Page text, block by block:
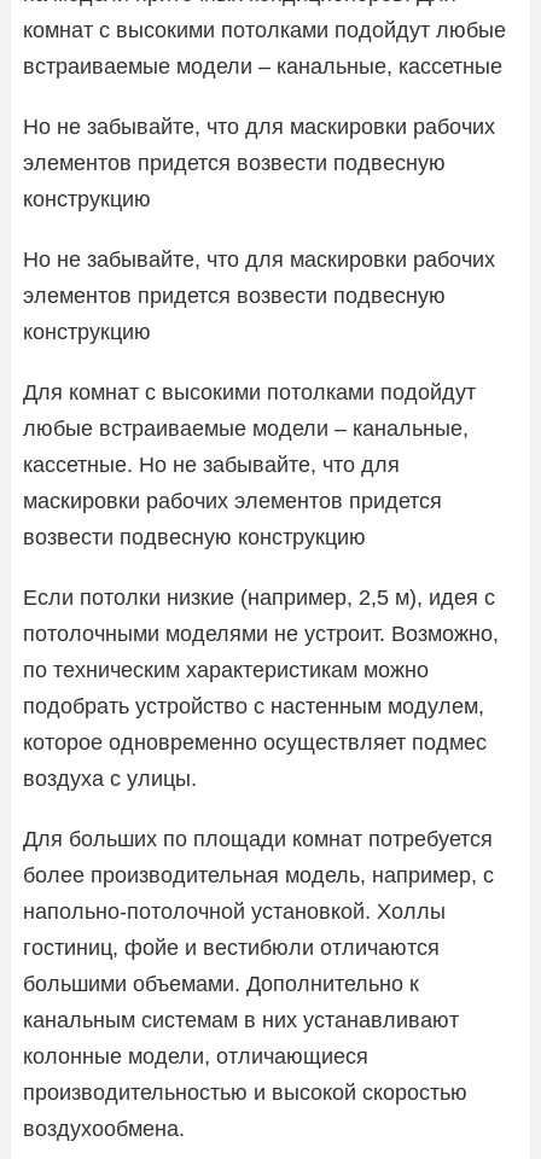
комнат с высокими потолками подойдут любые
встраиваемые модели – канальные, кассетные
Но не забывайте, что для маскировки рабочих
элементов придется возвести подвесную
конструкцию
Но не забывайте, что для маскировки рабочих
элементов придется возвести подвесную
конструкцию
Для комнат с высокими потолками подойдут
любые встраиваемые модели – канальные,
кассетные. Но не забывайте, что для
маскировки рабочих элементов придется
возвести подвесную конструкцию
Если потолки низкие (например, 2,5 м), идея с
потолочными моделями не устроит. Возможно,
по техническим характеристикам можно
подобрать устройство с настенным модулем,
которое одновременно осуществляет подмес
воздуха с улицы.
Для больших по площади комнат потребуется
более производительная модель, например, с
напольно-потолочной установкой. Холлы
гостиниц, фойе и вестибюли отличаются
большими объемами. Дополнительно к
канальным системам в них устанавливают
колонные модели, отличающиеся
производительностью и высокой скоростью
воздухообмена.